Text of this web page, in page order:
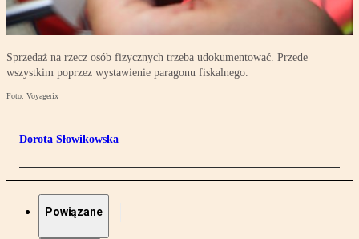
Sprzedaż na rzecz osób fizycznych trzeba udokumentować. Przede
wszystkim poprzez wystawienie paragonu fiskalnego.
Foto: Voyagerix
Dorota Słowikowska
Powiązane